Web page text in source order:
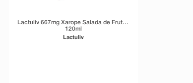
Lactuliv 667mg Xarope Salada de Frutas
120ml
Lactuliv